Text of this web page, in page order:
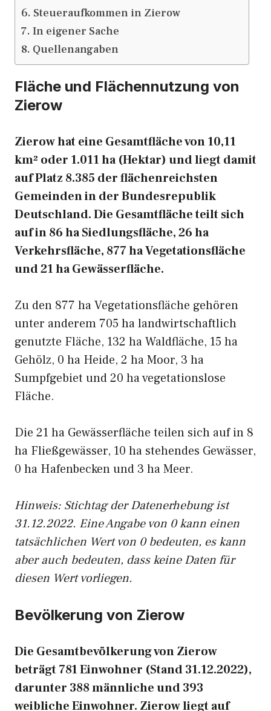
Steueraufkommen in Zierow
In eigener Sache
Quellenangaben
Fläche und Flächennutzung von
Zierow
Zierow hat eine Gesamtfläche von 10,11
km² oder 1.011 ha (Hektar) und liegt damit
auf Platz 8.385 der flächenreichsten
Gemeinden in der Bundesrepublik
Deutschland. Die Gesamtfläche teilt sich
auf in 86 ha Siedlungsfläche, 26 ha
Verkehrsfläche, 877 ha Vegetationsfläche
und 21 ha Gewässerfläche.
Zu den 877 ha Vegetationsfläche gehören
unter anderem 705 ha landwirtschaftlich
genutzte Fläche, 132 ha Waldfläche, 15 ha
Gehölz, 0 ha Heide, 2 ha Moor, 3 ha
Sumpfgebiet und 20 ha vegetationslose
Fläche.
Die 21 ha Gewässerfläche teilen sich auf in 8
ha Fließgewässer, 10 ha stehendes Gewässer,
0 ha Hafenbecken und 3 ha Meer.
Hinweis: Stichtag der Datenerhebung ist
31.12.2022. Eine Angabe von 0 kann einen
tatsächlichen Wert von 0 bedeuten, es kann
aber auch bedeuten, dass keine Daten für
diesen Wert vorliegen.
Bevölkerung von Zierow
Die Gesamtbevölkerung von Zierow
beträgt 781 Einwohner (Stand 31.12.2022),
darunter 388 männliche und 393
weibliche Einwohner. Zierow liegt auf